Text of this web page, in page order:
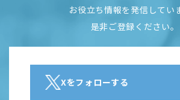
お役立ち情報を発信してい
是非ご登録ください。
Xをフォローする